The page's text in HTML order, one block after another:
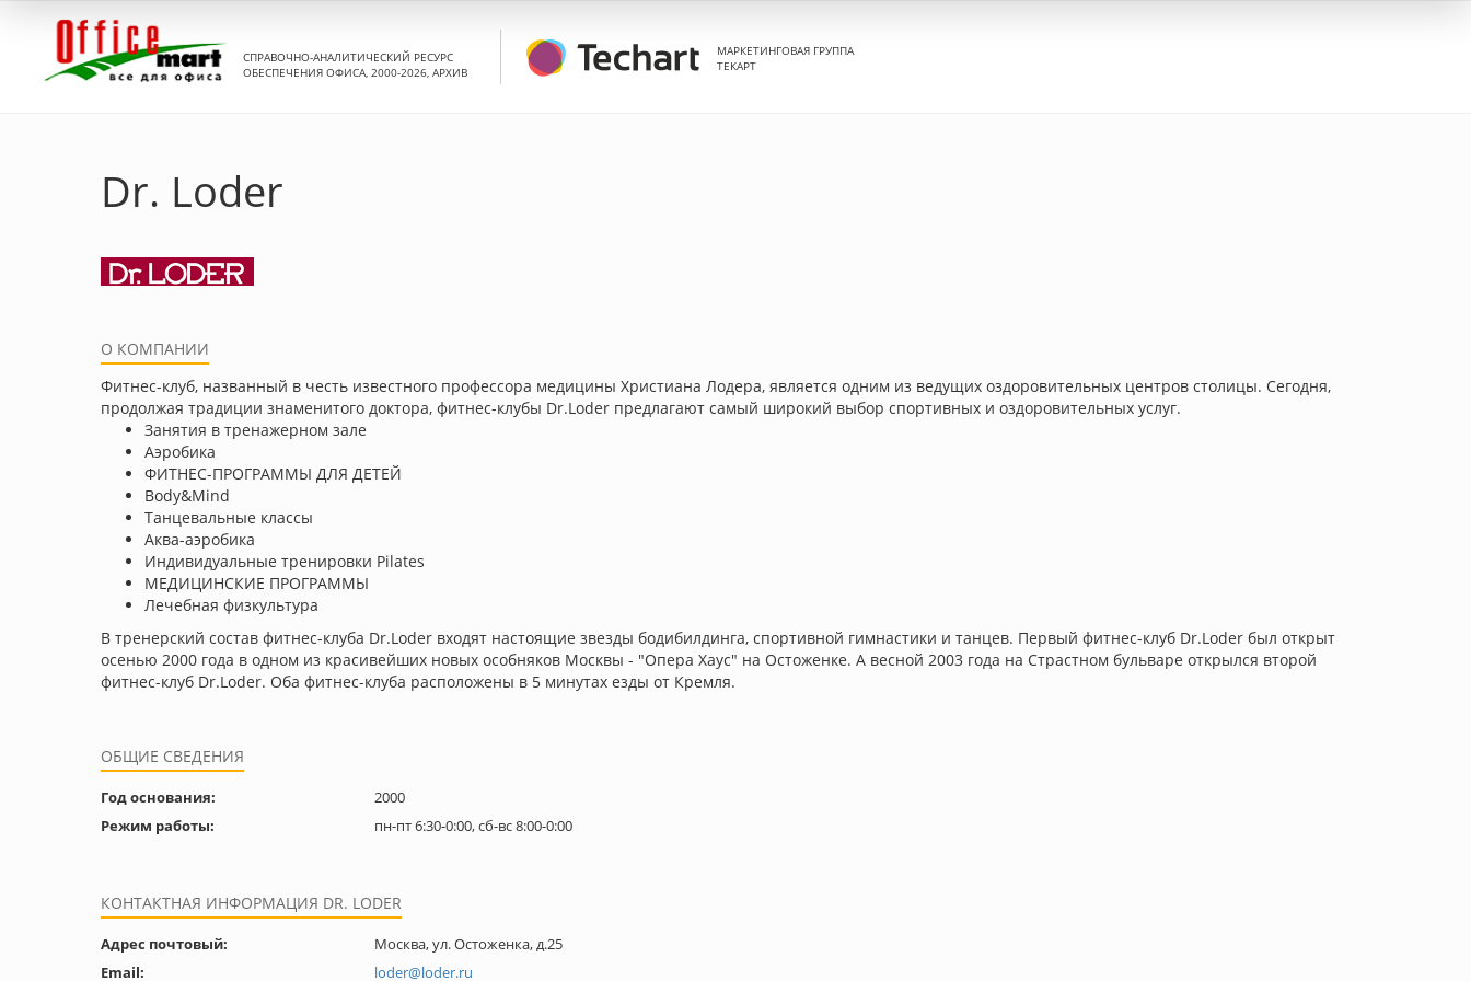
СПРАВОЧНО-АНАЛИТИЧЕСКИЙ РЕСУРС
ОБЕСПЕЧЕНИЯ ОФИСА, 2000-2026, АРХИВ
МАРКЕТИНГОВАЯ ГРУППА
ТЕКАРТ
Dr. Loder
О КОМПАНИИ
Фитнес-клуб, названный в честь известного профессора медицины Христиана Лодера, является одним из ведущих оздоровительных центров столицы. Сегодня,
продолжая традиции знаменитого доктора, фитнес-клубы Dr.Loder предлагают самый широкий выбор спортивных и оздоровительных услуг.
Занятия в тренажерном зале
Аэробика
ФИТНЕС-ПРОГРАММЫ ДЛЯ ДЕТЕЙ
Body&Mind
Танцевальные классы
Аква-аэробика
Индивидуальные тренировки Pilates
МЕДИЦИНСКИЕ ПРОГРАММЫ
Лечебная физкультура
В тренерский состав фитнес-клуба Dr.Loder входят настоящие звезды бодибилдинга, спортивной гимнастики и танцев. Первый фитнес-клуб Dr.Loder был открыт
осенью 2000 года в одном из красивейших новых особняков Москвы - "Опера Хаус" на Остоженке. А весной 2003 года на Страстном бульваре открылся второй
фитнес-клуб Dr.Loder. Оба фитнес-клуба расположены в 5 минутах езды от Кремля.
ОБЩИЕ СВЕДЕНИЯ
Год основания:
2000
Режим работы:
пн-пт 6:30-0:00, сб-вс 8:00-0:00
КОНТАКТНАЯ ИНФОРМАЦИЯ DR. LODER
Адрес почтовый:
Москва, ул. Остоженка, д.25
Email:
loder@loder.ru